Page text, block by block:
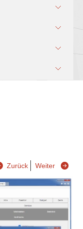
Zurück Weiter